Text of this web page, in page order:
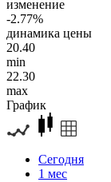
изменение
-2.77%
динамика цены
20.40
min
22.30
max
График
Сегодня
1 мес